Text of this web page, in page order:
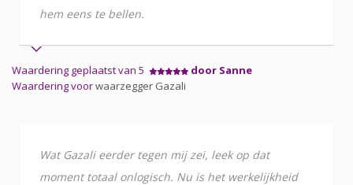
hem eens te bellen.
Waardering geplaatst van 5
door Sanne
Waardering voorwaarzegger Gazali
Wat Gazali eerder tegen mij zei, leek op dat
moment totaal onlogisch. Nu is het werkelijkheid